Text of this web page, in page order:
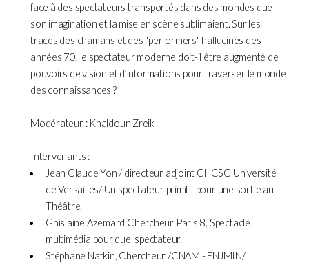
face à des spectateurs transportés dans des mondes que
son imagination et la mise en scène sublimaient. Sur les
traces des chamans et des "performers" hallucinés des
années 70, le spectateur moderne doit-il être augmenté de
pouvoirs de vision et d’informations pour traverser le monde
des connaissances ?
Modérateur : Khaldoun Zreik
Intervenants :
Jean Claude Yon / directeur adjoint CHCSC Université
de Versailles/ Un spectateur primitif pour une sortie au
Théâtre.
Ghislaine Azemard Chercheur Paris 8, Spectacle
multimédia pour quel spectateur.
Stéphane Natkin, Chercheur /CNAM - ENJMIN/